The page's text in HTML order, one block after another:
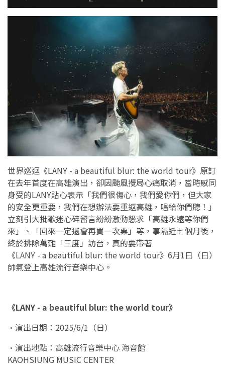
世界巡迴《LANY - a beautiful blur: the world tour》原訂
在去年首度在高雄演出，卻因颱風攪局心痛取消，當時感同
身受的LANY貼心表示「我們很傷心，我們愛你們，但大家
的安全更重要，我們在想辦法要重返高雄，唱給你們聽！」
立刻引大批歌迷心碎留言紛紛激動懇求「高雄永遠等你們
來」、「回來一定還會再買一次票」等，事隔近七個月後，
終於排除萬難「三度」訪台，真的要帶著
《LANY - a beautiful blur: the world tour》6月1日（日）
帥氣登上高雄流行音樂中心。
《LANY - a beautiful blur: the world tour》
•演出日期：2025/6/1（日）
•演出地點：高雄流行音樂中心 海音館
KAOHSIUNG MUSIC CENTER